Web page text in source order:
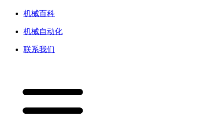
机械百科
机械自动化
联系我们